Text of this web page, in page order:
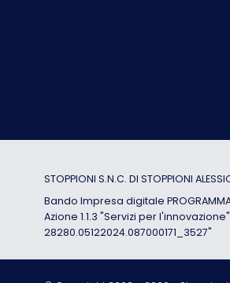
STOPPIONI S.N.C. DI STOPPIONI
Bando Impresa digitale PROGRAMMA
Azione 1.1.3 "Servizi per l'innovazione"
28280.05122024.087000171_3527"